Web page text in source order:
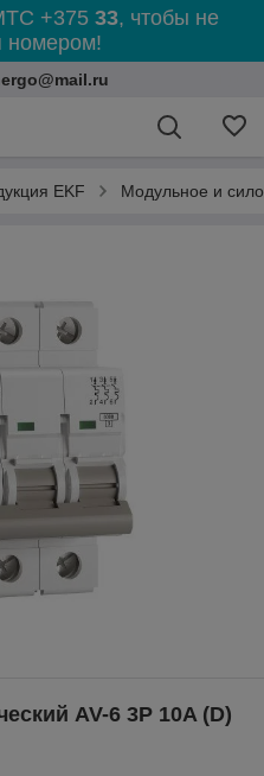
+375 33, чтобы не
номером!
EKF Модульное и
AV-6 3P 10A (D)